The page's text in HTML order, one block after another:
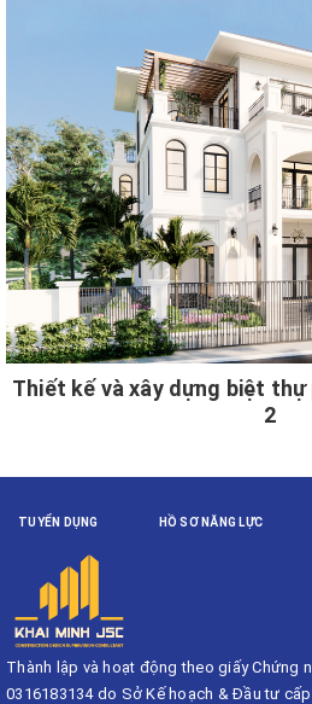
Thiết kế và xây dựng biệt
2
TUYỂN DỤNG HỒ SƠ NĂNG LỰC
Thành lập và hoạt động theo giấy Chứng
0316183134 do Sở Kế hoạch & Đầu tư cấp.